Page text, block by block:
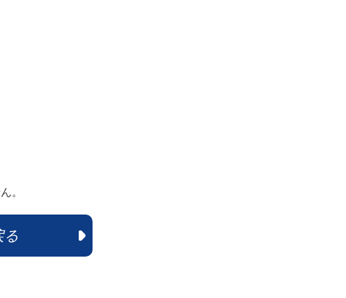
。
る